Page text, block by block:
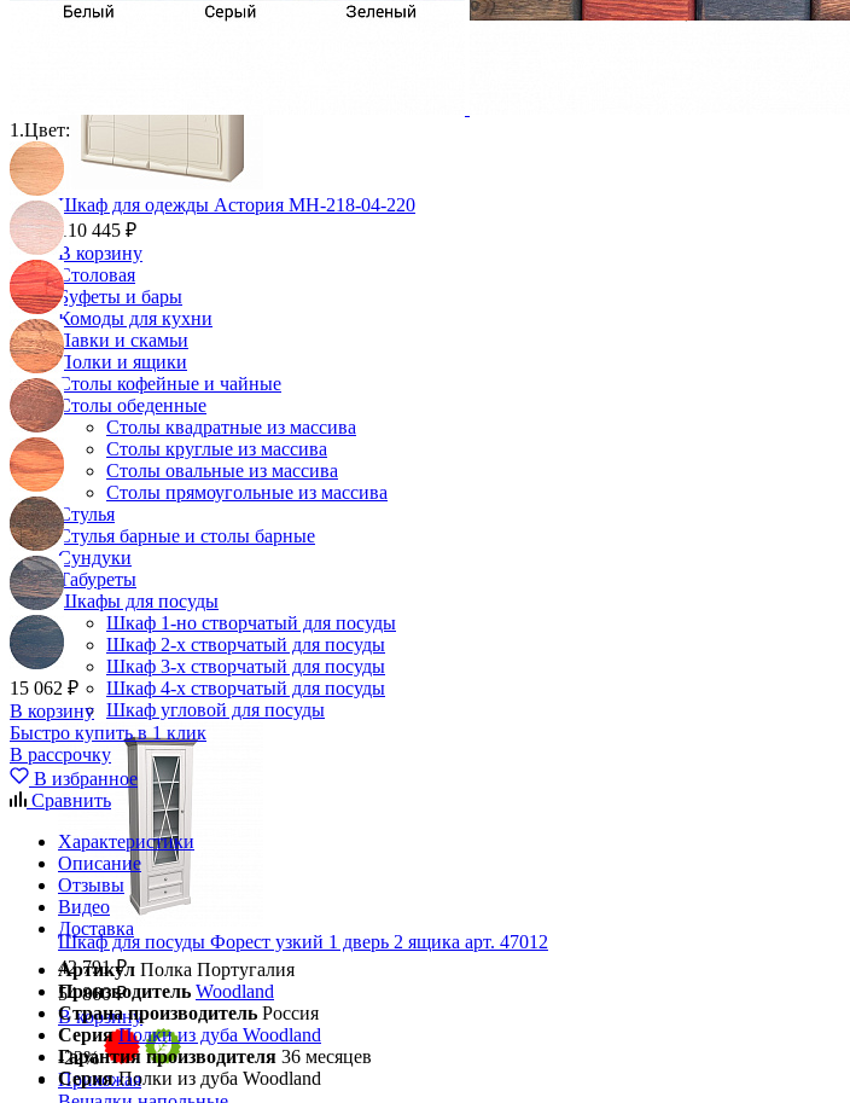
Шкаф для одежды Астория МН-218-04-220
110 445 ₽
В корзину
Столовая
Буфеты и бары
Комоды для кухни
Лавки и скамьи
Полки и ящики
Столы кофейные и чайные
Столы обеденные
Столы квадратные из массива
Столы круглые из массива
Столы овальные из массива
Столы прямоугольные из массива
Стулья
Стулья барные и столы барные
Сундуки
Табуреты
Шкафы для посуды
Шкаф 1-но створчатый для посуды
Шкаф 2-х створчатый для посуды
Шкаф 3-х створчатый для посуды
Шкаф 4-х створчатый для посуды
Шкаф угловой для посуды
Шкаф для посуды Форест узкий 1 дверь 2 ящика арт. 47012
42 791 ₽
54 860 ₽
В корзину
-22%
Прихожая
1.Цвет:
15 062 ₽
В корзину
Быстро купить в 1 клик
В рассрочку
В избранное
Сравнить
Характеристики
Описание
Отзывы
Видео
Доставка
Артикул Полка Португалия
Производитель Woodland
Страна производитель Россия
Серия Полки из дуба Woodland
Гарантия производителя 36 месяцев
Серия Полки из дуба Woodland